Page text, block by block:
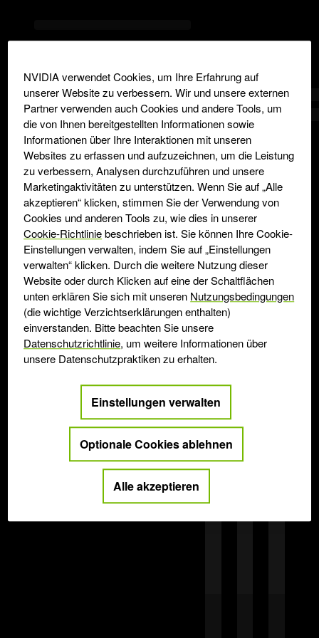
NVIDIA verwendet Cookies, um Ihre Erfahrung auf
unserer Website zu verbessern. Wir und unsere externen
Partner verwenden auch Cookies und andere Tools, um
die von Ihnen bereitgestellten Informationen sowie
Informationen über Ihre Interaktionen mit unseren
Websites zu erfassen und aufzuzeichnen, um die Leistung
zu verbessern, Analysen durchzuführen und unsere
Marketingaktivitäten zu unterstützen. Wenn Sie auf „Alle
akzeptieren“ klicken, stimmen Sie der Verwendung von
Cookies und anderen Tools zu, wie dies in unserer
Cookie-Richtliniebeschrieben ist. Sie können Ihre Cookie-
Einstellungen verwalten, indem Sie auf „Einstellungen
verwalten“ klicken. Durch die weitere Nutzung dieser
Website oder durch Klicken auf eine der Schaltflächen
unten erklären Sie sich mit unseren Nutzungsbedingungen
(die wichtige Verzichtserklärungen enthalten)
einverstanden. Bitte beachten Sie unsere
Datenschutzrichtlinie, um weitere Informationen über
unsere Datenschutzpraktiken zu erhalten.
Einstellungen verwalten
Optionale Cookies ablehnen
Alle akzeptieren